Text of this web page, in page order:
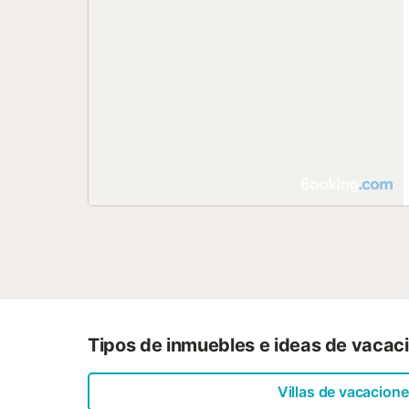
Tipos de inmuebles e ideas de
Villas de